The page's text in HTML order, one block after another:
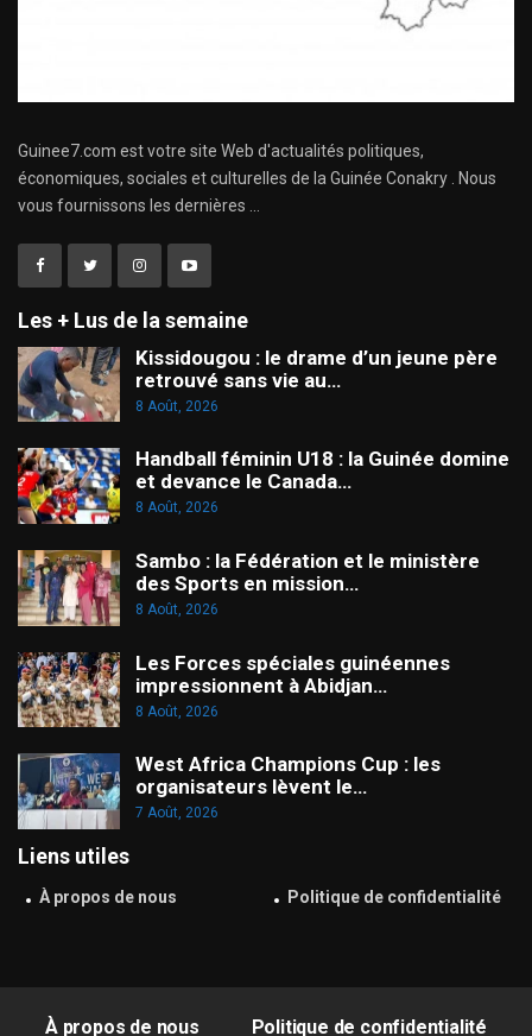
Guinee7.com est votre site Web d'actualités politiques,
économiques, sociales et culturelles de la Guinée Conakry . Nous
vous fournissons les dernières ...
Les + Lus de la semaine
Kissidougou : le drame d’un jeune père
retrouvé sans vie au…
8 Août, 2026
Handball féminin U18 : la Guinée domine
et devance le Canada…
8 Août, 2026
Sambo : la Fédération et le ministère
des Sports en mission…
8 Août, 2026
Les Forces spéciales guinéennes
impressionnent à Abidjan…
8 Août, 2026
West Africa Champions Cup : les
organisateurs lèvent le…
7 Août, 2026
Liens utiles
À propos de nous Politique de confidentialité
À propos de nous Politique de confidentialité